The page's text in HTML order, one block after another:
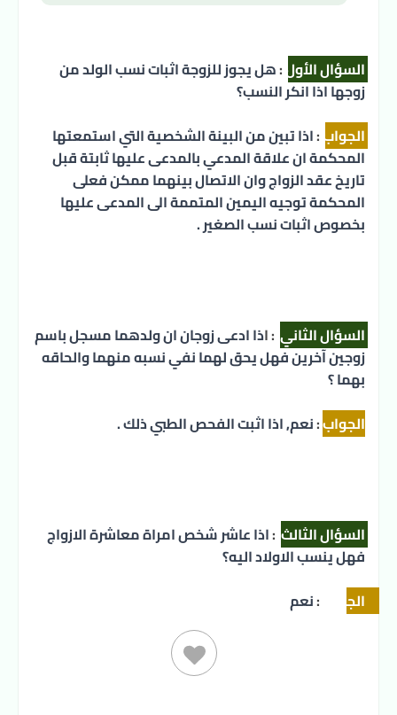
السؤال الأول :
زوجها اذا انكر النسب؟
الجواب :
بخصوص اثبات نسب الصغير .
السؤال الثاني : ا
بهما ؟
الجواب: نعم, اذا اثبت الفحص الطبي ذلك .
السؤال الثالث :
فهل ينسب الاولاد اليه؟
الجواب
:نعم